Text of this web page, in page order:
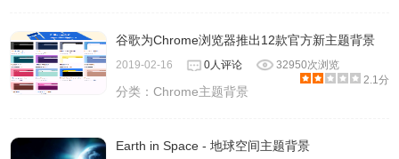
谷歌为Chrome浏览器推出12款官方新主题背景
2019-02-16 0人评论
32950次浏览
2.1分
分类：Chrome主题背景
Earth in Space - 地球空间主题背景